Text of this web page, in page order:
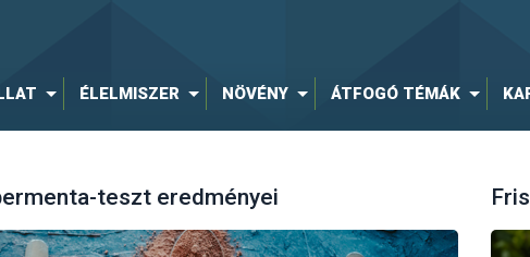
ÉLELMISZER NÖVÉNY ÁTFOGÓ TÉMÁK
teszt eredményei